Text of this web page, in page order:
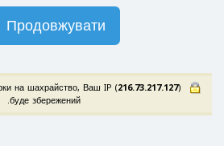
Продовжувати
216.73.217.127)
буде збережений.